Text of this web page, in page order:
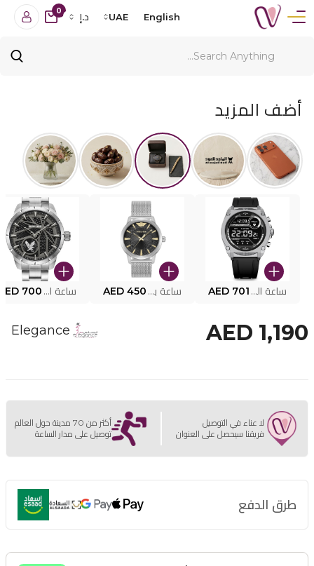
English
UAE د.إ
0
أضف المزيد
ساعة البوليس الذكية MY.AVATAR PEIUN0000101 AED 701 ساعة بوليس للرجال PEWJG0005002 AED 450 ساعة البوليس PEWJG2227302 700
AED 1,190
Elegance
لا عناء في التوصيل
فريقنا سيحصل على العنوان
أكثر من 70 مدينة حول العالم
توصيل على مدار الساعة
طرق الدفع